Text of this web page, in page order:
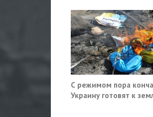
С режимом пора
Украину готовят к